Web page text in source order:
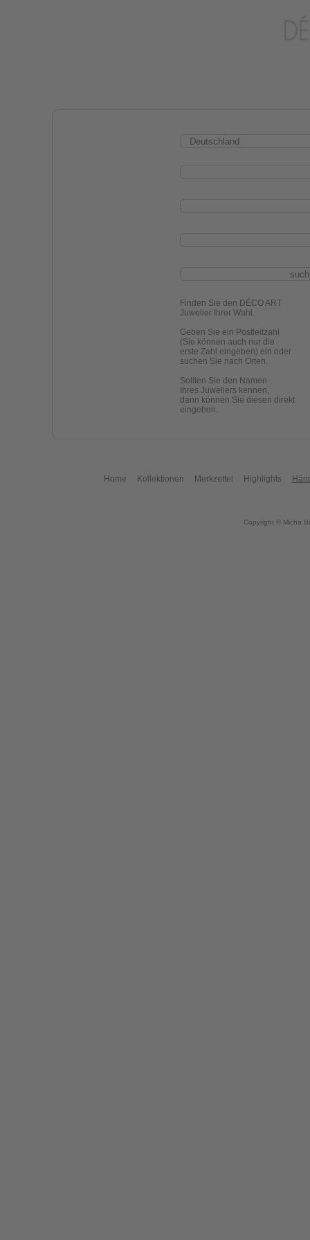
Finden Sie den DÉCO ART
Juwelier Ihrer Wahl.
Geben Sie ein Postleitzahl
(Sie können auch nur die
erste Zahl eingeben) ein oder
suchen Sie nach Orten.
Sollten Sie den Namen
Ihres Juweliers kennen,
dann können Sie diesen direkt
eingeben.
Home Kollektionen Merkzettel Highlights
Copyright © Micha